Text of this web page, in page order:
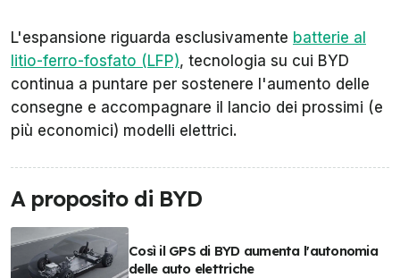
L'espansione riguarda esclusivamente batterie al
litio-ferro-fosfato (LFP), tecnologia su cui BYD
continua a puntare per sostenere l'aumento delle
consegne e accompagnare il lancio dei prossimi (e
più economici) modelli elettrici.
A proposito di BYD
Così il GPS di BYD aumenta l'autonomia
delle auto elettriche